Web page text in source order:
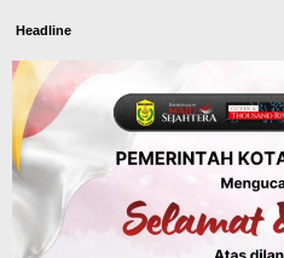
Headline
Panaskan Kembali
FPTI Banjarmasin
Kalsel
Agustus 8, 2026
Sosial & Keagamaan